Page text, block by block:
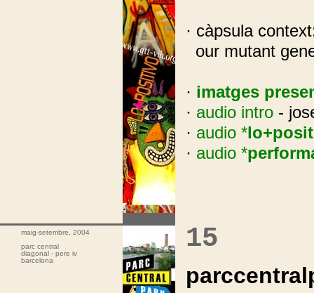
.
· càpsula
our mutant
· imatges
· audio intro -
· audio *
· audio *
maig-setembre, 2004
parc central
diagonal - pere iv
barcelona
15